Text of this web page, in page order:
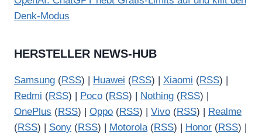
Denk-Modus
HERSTELLER NEWS-HUB
Samsung (RSS) | Huawei (RSS) | Xiaomi (RSS) |
Redmi (RSS) | Poco (RSS) | Nothing (RSS) |
OnePlus (RSS) | Oppo (RSS) | Vivo (RSS) |
Realme
(RSS) | Sony (RSS) | Motorola(RSS) | Honor (RSS) |